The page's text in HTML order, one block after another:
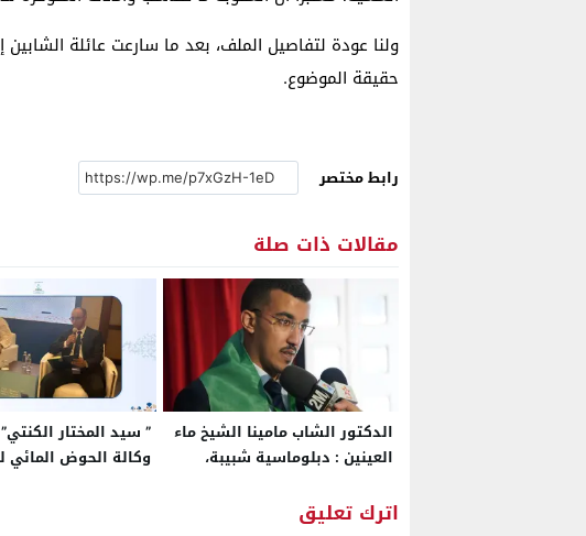
ولنا عودة لتفاصيل الملف، بعد ما سارعت عائلة
حقيقة الموضوع.
رابط مختصر
مقالات ذات صلة
الدكتور الشاب مامينا الشيخ ماء
العينين : دبلوماسية شبيبة،
اقتصادية بنواكشوط
” سيد المختار
وكالة الحوض المائي
اترك تعليق